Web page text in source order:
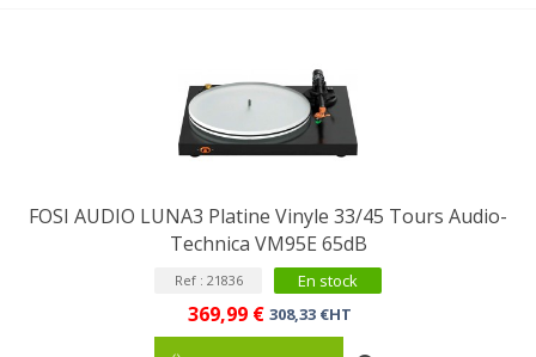
FOSI AUDIO LUNA3 Platine Vinyle 33/45 Tours Audio-
Technica VM95E 65dB
Ref : 21836 En stock
369,99 € 308,33 €HT